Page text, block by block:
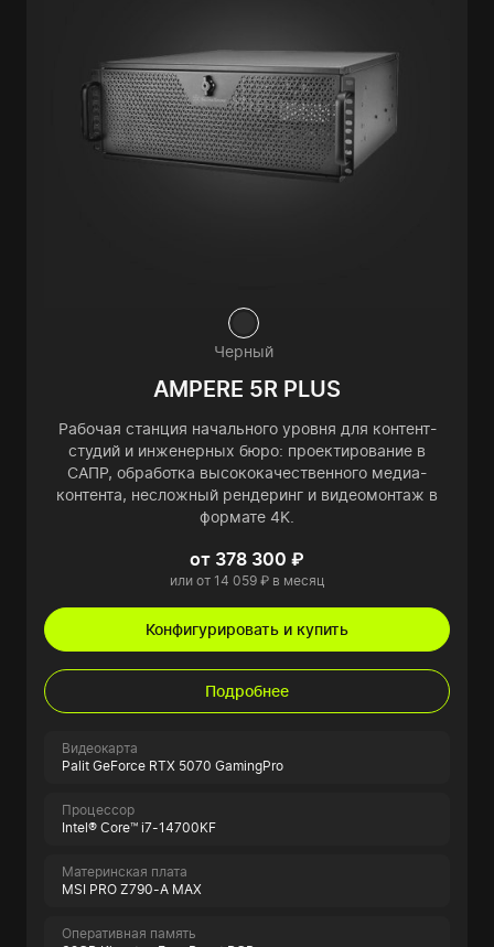
Черный
AMPERE 5R PLUS
Рабочая станция начального уровня для контент-
студий и инженерных бюро: проектирование в
САПР, обработка высококачественного медиа-
контента, несложный рендеринг и видеомонтаж в
формате 4K.
от 378 300 ₽
или от 14 059 ₽ в месяц
Конфигурировать и купить
Подробнее
Видеокарта
Palit GeForce RTX 5070 GamingPro
Процессор
Intel® Core™ i7-14700KF
Материнская плата
MSI PRO Z790-A MAX
Оперативная память